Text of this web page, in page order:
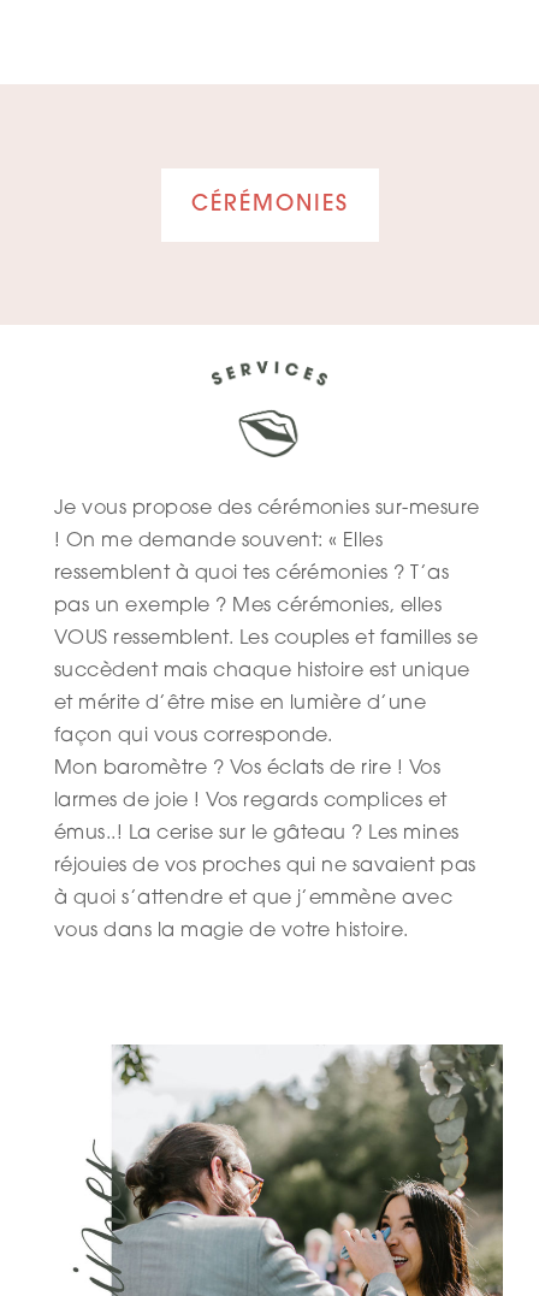
CÉRÉMONIES
Je vous propose des cérémonies sur-mesure
! On me demande souvent: « Elles
ressemblent à quoi tes cérémonies ? T’as
pas un exemple ? Mes cérémonies, elles
VOUS ressemblent. Les couples et familles se
succèdent mais chaque histoire est unique
et mérite d’être mise en lumière d’une
façon qui vous corresponde.
Mon baromètre ? Vos éclats de rire ! Vos
larmes de joie ! Vos regards complices et
émus..! La cerise sur le gâteau ? Les mines
réjouies de vos proches qui ne savaient pas
à quoi s’attendre et que j’emmène avec
vous dans la magie de votre histoire.